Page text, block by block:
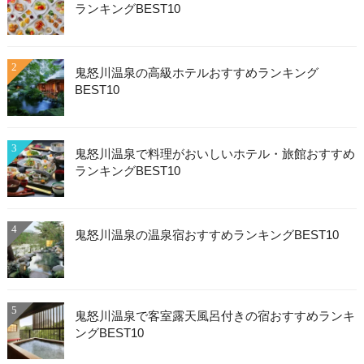
ランキングBEST10
2
鬼怒川温泉の高級ホテルおすすめランキング
BEST10
3
鬼怒川温泉で料理がおいしいホテル・旅館おすすめ
ランキングBEST10
4 鬼怒川温泉の温泉宿おすすめランキングBEST10
5
鬼怒川温泉で客室露天風呂付きの宿おすすめランキ
ングBEST10